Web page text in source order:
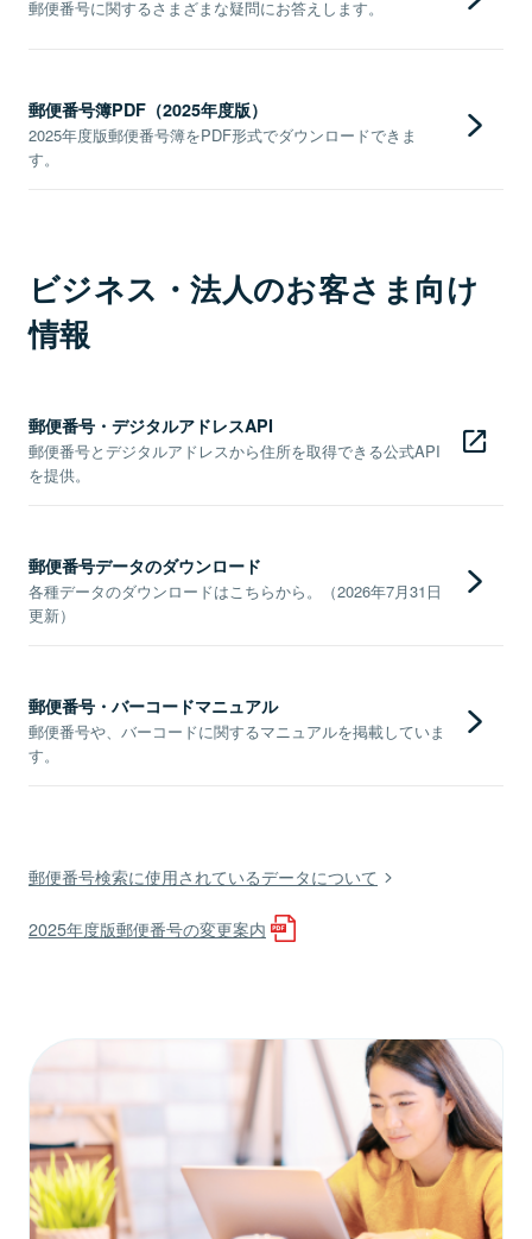
郵便番号に関するさまざまな疑問にお答えします。
郵便番号簿PDF（2025年度版）
2025年度版郵便番号簿をPDF形式でダウンロードできま
す。
ビジネス・法人のお客さま向け
情報
郵便番号・デジタルアドレスAPI
郵便番号とデジタルアドレスから住所を取得できる公式API
を提供。
郵便番号データのダウンロード
各種データのダウンロードはこちらから。（2026年7月31日
更新）
郵便番号・バーコードマニュアル
郵便番号や、バーコードに関するマニュアルを掲載していま
す。
郵便番号検索に使用されているデータについて
2025年度版郵便番号の変更案内